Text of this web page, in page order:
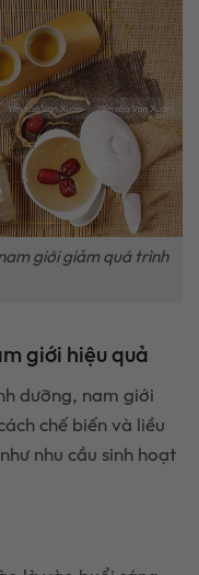
giới giảm quá trình
giới hiệu quả
dưỡng, nam giới
chế biến và liều
nhu cầu sinh hoạt